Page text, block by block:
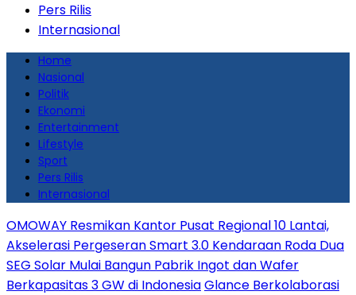
Pers Rilis
Internasional
Home
Nasional
Politik
Ekonomi
Entertainment
Lifestyle
Sport
Pers Rilis
Internasional
OMOWAY Resmikan Kantor Pusat Regional 10 Lantai,
Akselerasi Pergeseran Smart 3.0 Kendaraan Roda Dua
SEG Solar Mulai Bangun Pabrik Ingot dan Wafer
Berkapasitas 3 GW di IndonesiaGlance Berkolaborasi